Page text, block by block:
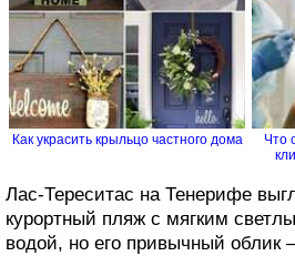
Как украсить крыльцо частного дома
Что
Лас-Тереситас на Тенерифе
курортный пляж с мягким
водой, но его привычный облик